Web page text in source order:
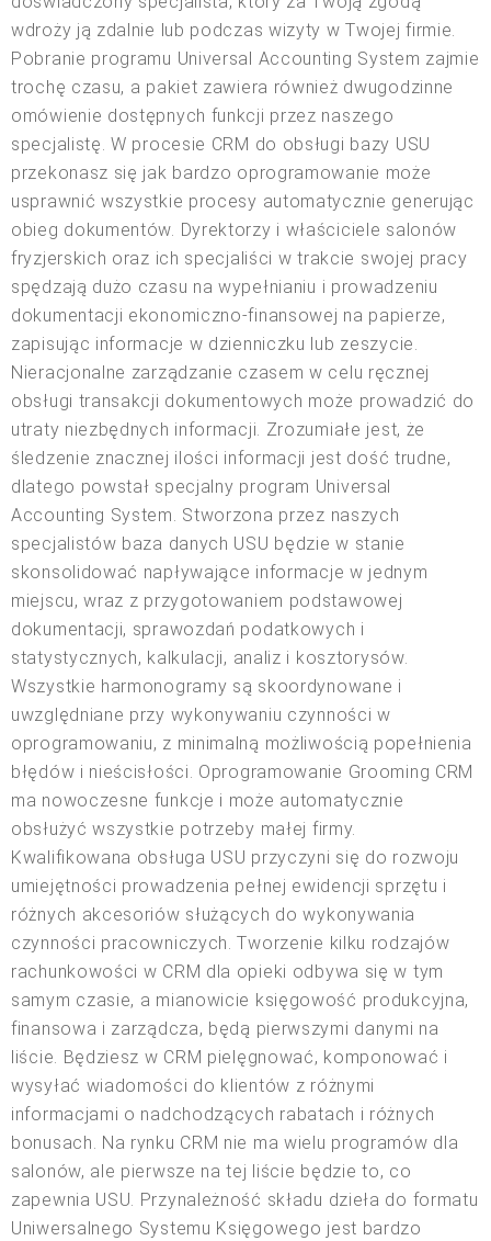
wdroży ją zdalnie lub podczas wizyty w Twojej firmie.
Pobranie programu Universal Accounting System zajmie
trochę czasu, a pakiet zawiera również dwugodzinne
omówienie dostępnych funkcji przez naszego
specjalistę. W procesie CRM do obsługi bazy USU
przekonasz się jak bardzo oprogramowanie może
usprawnić wszystkie procesy automatycznie generując
obieg dokumentów. Dyrektorzy i właściciele salonów
fryzjerskich oraz ich specjaliści w trakcie swojej pracy
spędzają dużo czasu na wypełnianiu i prowadzeniu
dokumentacji ekonomiczno-finansowej na papierze,
zapisując informacje w dzienniczku lub zeszycie.
Nieracjonalne zarządzanie czasem w celu ręcznej
obsługi transakcji dokumentowych może prowadzić do
utraty niezbędnych informacji. Zrozumiałe jest, że
śledzenie znacznej ilości informacji jest dość trudne,
dlatego powstał specjalny program Universal
Accounting System. Stworzona przez naszych
specjalistów baza danych USU będzie w stanie
skonsolidować napływające informacje w jednym
miejscu, wraz z przygotowaniem podstawowej
dokumentacji, sprawozdań podatkowych i
statystycznych, kalkulacji, analiz i kosztorysów.
Wszystkie harmonogramy są skoordynowane i
uwzględniane przy wykonywaniu czynności w
oprogramowaniu, z minimalną możliwością popełnienia
błędów i nieścisłości. Oprogramowanie Grooming CRM
ma nowoczesne funkcje i może automatycznie
obsłużyć wszystkie potrzeby małej firmy.
Kwalifikowana obsługa USU przyczyni się do rozwoju
umiejętności prowadzenia pełnej ewidencji sprzętu i
różnych akcesoriów służących do wykonywania
czynności pracowniczych. Tworzenie kilku rodzajów
rachunkowości w CRM dla opieki odbywa się w tym
samym czasie, a mianowicie księgowość produkcyjna,
finansowa i zarządcza, będą pierwszymi danymi na
liście. Będziesz w CRM pielęgnować, komponować i
wysyłać wiadomości do klientów z różnymi
informacjami o nadchodzących rabatach i różnych
bonusach. Na rynku CRM nie ma wielu programów dla
salonów, ale pierwsze na tej liście będzie to, co
zapewnia USU. Przynależność składu dzieła do formatu
Uniwersalnego Systemu Księgowego jest bardzo